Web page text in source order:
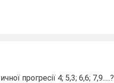
прогресії 4; 5,3; 6,6; 7,9.....?